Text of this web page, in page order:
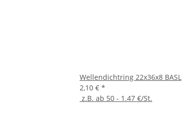
Wellendichtring 22x36x8 BASL
2,10 € *
z.B. ab 50 - 1.47 €/St.